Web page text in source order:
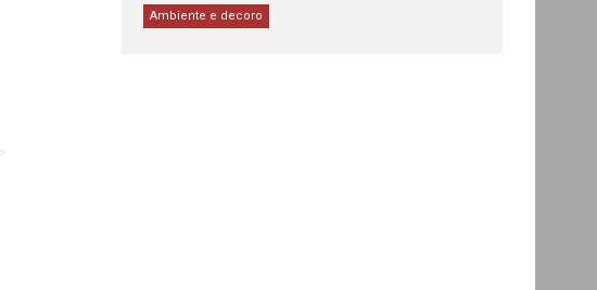
Ambiente e decoro